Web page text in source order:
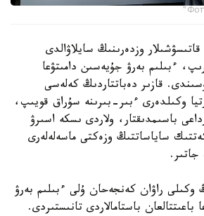
وزدەرىنىڭ سايلاۋالدى
ءبىلىم بەرۋ جۇيەسىن دامىتۋعا
قازىر دەباتتاردىڭ كەلەسى
وكىلدەرى ءبىر-بىرىنە سۇراق قويىپ،
باسىمدىقتار، ولاردى ىسكە اسىرۋ
ساياساتتىڭ وزەكتى ماسەلەلەرى
جاتىر.
وكىلى راۋان كەنجەحان ۇلى ءبىلىم بەرۋ
باستامالاردى تانىستىردى.